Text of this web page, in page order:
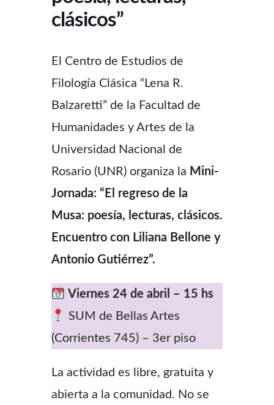
clásicos”
El Centro de Estudios de
Filología Clásica “Lena R.
Balzaretti” de la Facultad de
Humanidades y Artes de la
Universidad Nacional de
Rosario (UNR) organiza la Mini-
Jornada: “El regreso de la
Musa: poesía, lecturas, clásicos.
Encuentro con Liliana Bellone y
Antonio Gutiérrez”.
Viernes 24 de abril – 15 hs
SUM de Bellas Artes
(Corrientes 745) – 3er piso
La actividad es libre, gratuita y
abierta a la comunidad. No se